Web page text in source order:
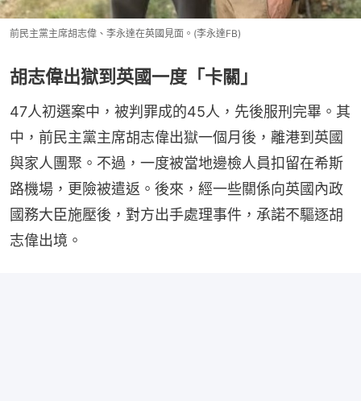
前民主黨主席胡志偉、李永達在英國見面。(李永達FB)
胡志偉出獄到英國一度「卡關」
47人初選案中，被判罪成的45人，先後服刑完畢。其
中，前民主黨主席胡志偉出獄一個月後，離港到英國
與家人團聚。不過，一度被當地邊檢人員扣留在希斯
路機場，更險被遣返。後來，經一些關係向英國內政
國務大臣施壓後，對方出手處理事件，承諾不驅逐胡
志偉出境。